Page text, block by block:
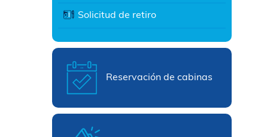
Solicitud de retiro
Reservación de cabinas